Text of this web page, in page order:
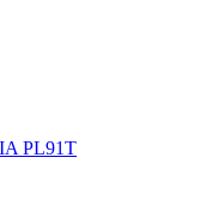
PL91T